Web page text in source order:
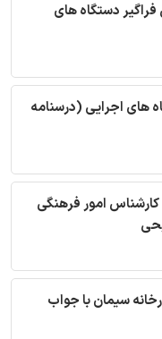
دستگاه های
های اجرایی (درسنامه
امور فرهنگی
سیمان با جواب